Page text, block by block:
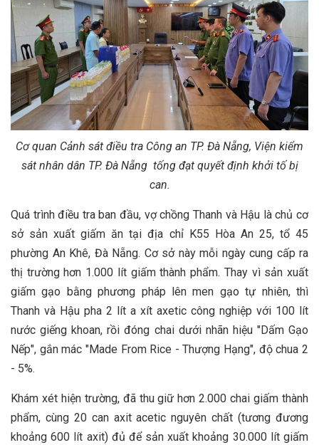
Cơ quan Cảnh sát điều tra Công an TP. Đà Nẵng, Viện kiểm
sát nhân dân TP. Đà Nẵng tống đạt quyết định khởi tố bị
can.
Quá trình điều tra ban đầu, vợ chồng Thanh và Hậu là chủ cơ
sở sản xuất giấm ăn tại địa chỉ K55 Hòa An 25, tổ 45
phường An Khê, Đà Nẵng. Cơ sở này mỗi ngày cung cấp ra
thị trường hơn 1.000 lít giấm thành phẩm. Thay vì sản xuất
giấm gạo bằng phương pháp lên men gạo tự nhiên, thì
Thanh và Hậu pha 2 lít a xít axetic công nghiệp với 100 lít
nước giếng khoan, rồi đóng chai dưới nhãn hiệu "Dấm Gạo
Nếp", gắn mác "Made From Rice - Thượng Hạng", độ chua 2
- 5%.
Khám xét hiện trường, đã thu giữ hơn 2.000 chai giấm thành
phẩm, cùng 20 can axit acetic nguyên chất (tương đương
khoảng 600 lít axit) đủ để sản xuất khoảng 30.000 lít giấm